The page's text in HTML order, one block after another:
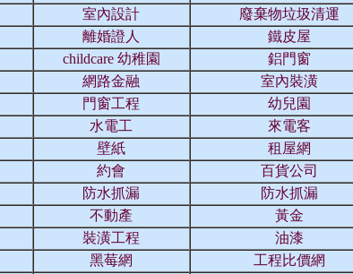
室內設計
廢棄物垃圾清運
離婚證人
鐵皮屋
childcare 幼稚園
鋁門窗
網路金融
室內裝潢
門窗工程
幼兒園
水電工
來電客
壁紙
租屋網
約會
百貨公司
防水抓漏
防水抓漏
不動產
黃金
裝潢工程
油漆
黑莓網
工程比價網